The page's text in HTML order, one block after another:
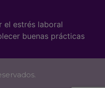
el estrés laboral
buenas prácticas